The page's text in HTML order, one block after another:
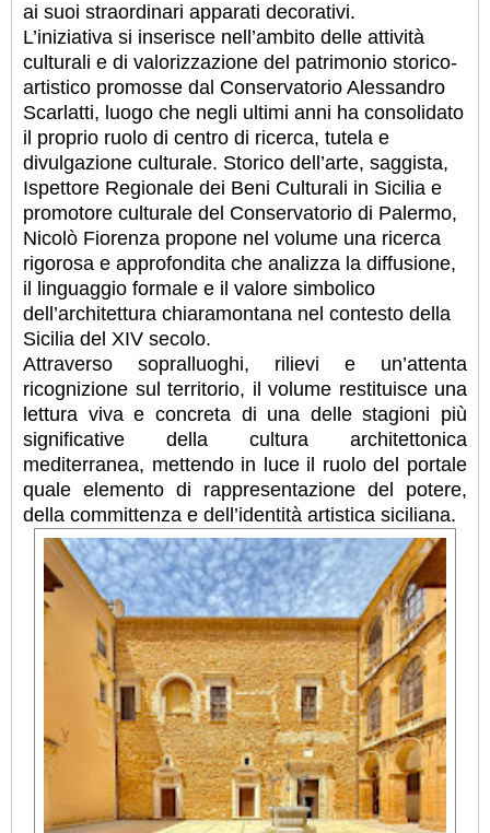
ai suoi straordinari apparati decorativi.
L’iniziativa si inserisce nell’ambito delle attività
culturali e di valorizzazione del patrimonio storico-
artistico promosse dal Conservatorio Alessandro
Scarlatti, luogo che negli ultimi anni ha consolidato
il proprio ruolo di centro di ricerca, tutela e
divulgazione culturale. Storico dell’arte, saggista,
Ispettore Regionale dei Beni Culturali in Sicilia e
promotore culturale del Conservatorio di Palermo,
Nicolò Fiorenza propone nel volume una ricerca
rigorosa e approfondita che analizza la diffusione,
il linguaggio formale e il valore simbolico
dell’architettura chiaramontana nel contesto della
Sicilia del XIV secolo.
Attraverso sopralluoghi, rilievi e un’attenta
ricognizione sul territorio, il volume restituisce una
lettura viva e concreta di una delle stagioni più
significative della cultura architettonica
mediterranea, mettendo in luce il ruolo del portale
quale elemento di rappresentazione del potere,
della committenza e dell’identità artistica siciliana.